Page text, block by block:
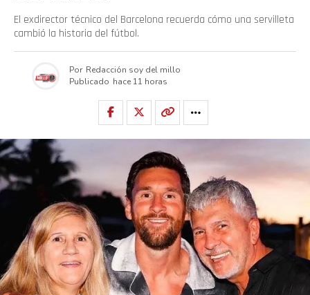
El exdirector técnico del Barcelona recuerda cómo una servilleta
cambió la historia del fútbol.
Por Redacción soy del millo
Publicado hace 11 horas